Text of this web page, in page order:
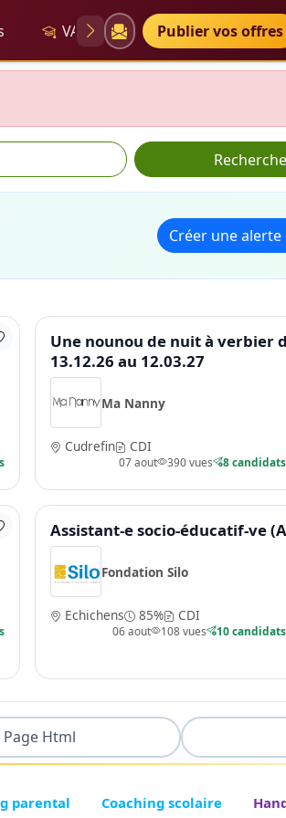
VAE Diplômes
Publier vos offres
Recherche
Créer une
Une nounou de nuit à verbier
13.12.26 au 12.03.27
Ma Nanny
Cudrefin CDI
07 aout 390 vues 8
Assistant-e socio-éducatif-ve
Fondation Silo
Echichens 85% CDI
06 aout 108 vues 10
Page Html
parental Coaching scolaire